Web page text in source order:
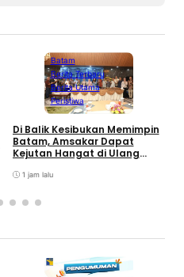
Batam
Berita Terbaru
Berita Utama
Peristiwa
Di Balik Kesibukan Memimpin
Batam, Amsakar Dapat
Kejutan Hangat di Ulang
1 jam lalu